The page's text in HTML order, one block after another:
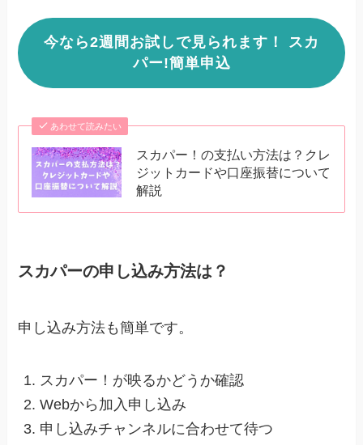
今なら2週間お試しで見られます！ スカ
パー!簡単申込
あわせて読みたい
スカパー！の支払い方法は？クレ
ジットカードや口座振替について
解説
スカパーの申し込み方法は？
申し込み方法も簡単です。
スカパー！が映るかどうか確認
Webから加入申し込み
申し込みチャンネルに合わせて待つ